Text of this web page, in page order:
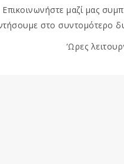
Επικοινωνήστε μαζί μας
στο συντομότερο
‘Ωρες